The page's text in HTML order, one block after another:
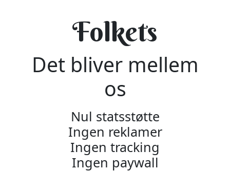
Folkets
Det bliver mellem
os
Nul statsstøtte
Ingen reklamer
Ingen tracking
Ingen paywall